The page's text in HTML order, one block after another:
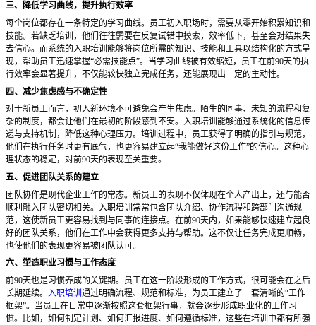
三、降低学习曲线，提升执行效率
每个岗位都存在一条特定的学习曲线。员工初入职场时，需要从零开始积累知识和
技能。若缺乏培训，他们往往需要在反复试错中摸索，效率低下，甚至会对结果失
去信心。而系统的入职培训能够将岗位所需的知识、技能和工具以结构化的方式呈
现，帮助员工迅速掌握“必需技能点”。当学习曲线被有效缩短，员工在前90天的执
行效率会显著提升，不仅能较快独立完成任务，还能展现出一定的主动性。
四、减少焦虑感与不确定性
对于新员工而言，初入新环境不可避免会产生焦虑。陌生的同事、未知的流程和复
杂的制度，都会让他们在最初的阶段感到不安。入职培训能够通过系统化的信息传
递与支持机制，降低这种心理压力。培训过程中，员工获得了明确的指引与规范，
他们在执行任务时更有底气，也更容易建立起“我能做好这份工作”的信心。这种心
理状态的稳定，对前90天的表现至关重要。
五、促进团队关系的建立
团队协作是现代企业工作的常态。新员工的表现不仅体现在个人产出上，还与能否
顺利融入团队密切相关。入职培训常常包含团队介绍、协作流程和跨部门沟通规
范，这使新员工更容易找到与同事的连接点。在前90天内，如果能够快速建立起良
好的团队关系，他们在工作中会获得更多支持与帮助。这不仅让任务完成更顺畅，
也使他们的表现更容易被团队认可。
六、塑造职业习惯与工作态度
前90天也是习惯养成的关键期。员工在这一阶段形成的工作方式，很可能会在之后
长期延续。 入职培训 通过明确流程、规范和标准，为员工建立了一套清晰的“工作
框架”。当员工在日常中逐渐按照这套框架行事，就会逐步形成职业化的工作习
惯。比如，如何制定计划、如何汇报进度、如何遵循标准，这些在培训中都有所强